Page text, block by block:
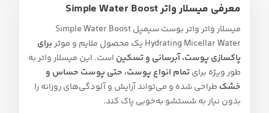
معرفی میسلار واتر Simple Water Boost
میسلار واتر واتر بوست سیمپل Simple Water Boost
Hydrating Micellar Water یک محصول ملایم و موثر
برای
پاکسازی پوست، آبرسانی و تسکین است. این میسلار واتر به‌
طور ویژه برایتمام انواع پوست، حتی پوست حساس و
خشک طراحی شده و می‌تواند آرایش و آلودگی‌های روزانه را
بدون نیاز به شستشو به‌خوبی پاک کند.